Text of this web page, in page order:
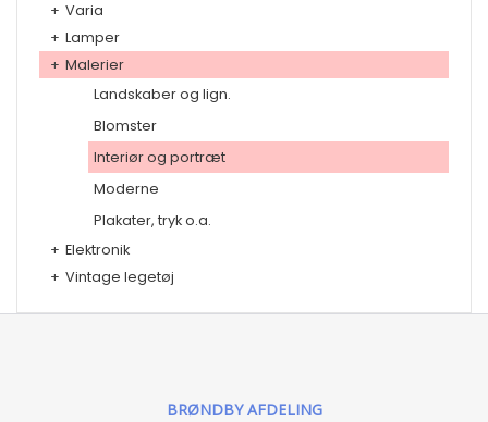
+ Varia
+ Lamper
+ Malerier
Landskaber og lign.
Blomster
Interiør og portræt
Moderne
Plakater, tryk o.a.
+ Elektronik
+ Vintage legetøj
BRØNDBY AFDELING